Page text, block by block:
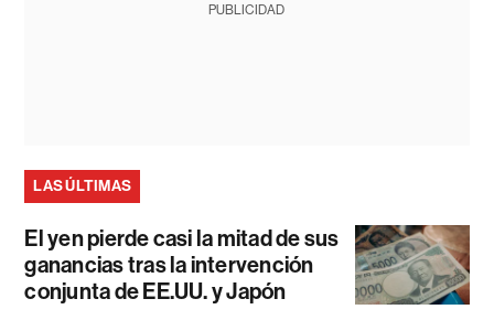
PUBLICIDAD
LAS ÚLTIMAS
El yen pierde casi la mitad de sus
ganancias tras la intervención
conjunta de EE.UU. y Japón